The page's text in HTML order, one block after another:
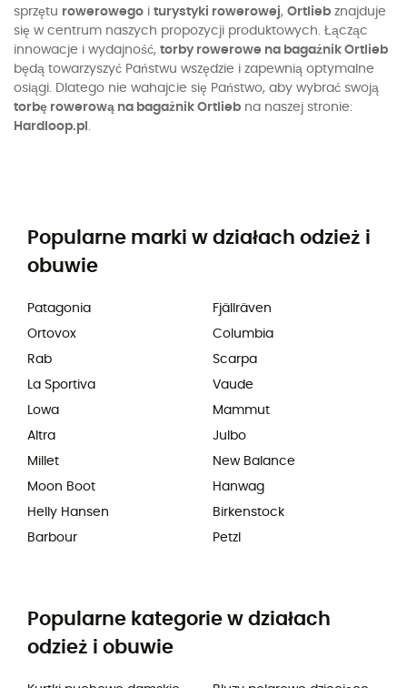
sprzętu rowerowego i turystyki rowerowej, Ortlieb znajduje
się w centrum naszych propozycji produktowych. Łącząc
innowacje i wydajność, torby rowerowe na bagażnik Ortlieb
będą towarzyszyć Państwu wszędzie i zapewnią optymalne
osiągi. Dlatego nie wahajcie się Państwo, aby wybrać swoją
torbę rowerową na bagażnik Ortlieb na naszej stronie:
Hardloop.pl
Popularne marki w działach odzież i
obuwie
Patagonia
Ortovox
Rab
La Sportiva
Lowa
Altra
Millet
Moon Boot
Helly Hansen
Barbour
Fjällräven
Columbia
Scarpa
Vaude
Mammut
Julbo
New Balance
Hanwag
Birkenstock
Petzl
Popularne kategorie w działach
odzież i obuwie